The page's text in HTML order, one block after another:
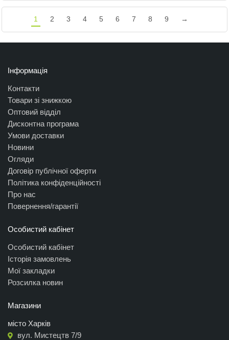
1 2 3 4 5 6 7 8 9 →
Інформація
Контакти
Товари зі знижкою
Оптовий відділ
Дисконтна програма
Умови доставки
Новини
Огляди
Договір публічної оферти
Політика конфіденційності
Про нас
Повернення/гарантії
Особистий кабінет
Особистий кабінет
Історія замовлень
Мої закладки
Розсилка новин
Магазини
місто Харків
вул. Мистецтв 7/9